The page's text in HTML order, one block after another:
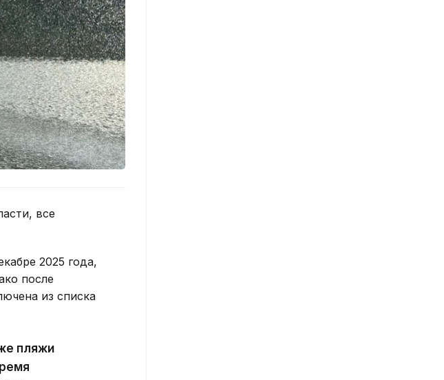
все
2025 года,
после
из списка
пляжи